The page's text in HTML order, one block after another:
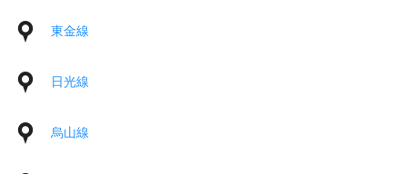
東金線
日光線
烏山線